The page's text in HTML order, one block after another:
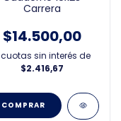
Carrera
$14.500,00
cuotas sin interés de
$2.416,67